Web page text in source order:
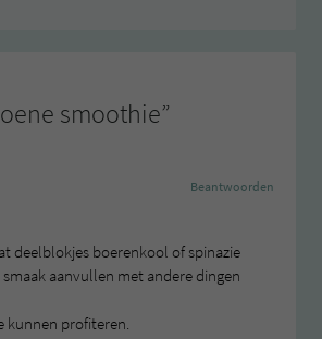
smoothie”
deelblokjes boerenkool of spinazie
aanvullen met andere dingen
kunnen profiteren.
Beantwoorden